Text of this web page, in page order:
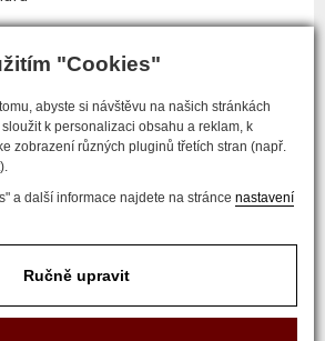
"Cookies"
abyste si návštěvu na našich stránkách
k personalizaci obsahu a reklam, k
zobrazení různých pluginů třetích stran (např.
a další informace najdete na stránce nastavení
Ručně upravit
© 2017 ZLATNICTVÍ NEŠKUDLA